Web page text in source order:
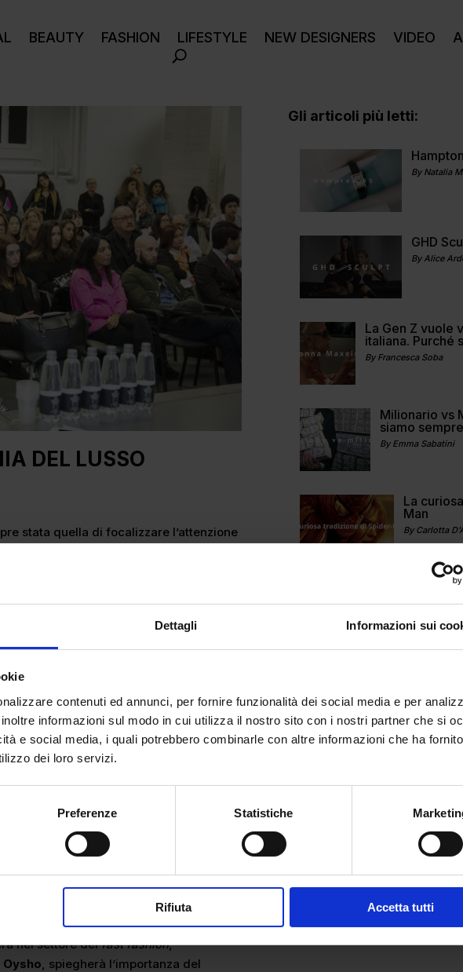
Dettagli Informazioni sui
contenuti ed annunci, per fornire funzionalità dei social media e per
informazioni sul modo in cui utilizza il nostro sito con i nostri partner che si
e social media, i quali potrebbero combinarle con altre informazioni che ha
dei loro servizi.
Preferenze Statistiche
Rifiuta Accetta tutti
BEAUTY FASHION LIFESTYLE NEW DESIGNERS VIDEO
DEL LUSSO
stata quella di focalizzare l’attenzione
di nuove figure che raccontano agli
e concreta.
di diversi
il dinamismo caratteristico del
necessario per chiunque voglia operare
rivolti agli studenti di
trattato.
protagonisti settori alquanto
delle diverse sfaccettature del
autori del famoso fashion blog,
della
e dell’ingerenza
sui brand.
nel settore delfast fashion,
Oysho, spiegherà l’importanza del
Gli articoli più letti:
By Natalia
GHD
By Alice
La Gen Z vuole
italiana. Purché
By Francesca Soba
Milionario vs
siamo
By Emma Sabatini
La
Man
By Carlotta